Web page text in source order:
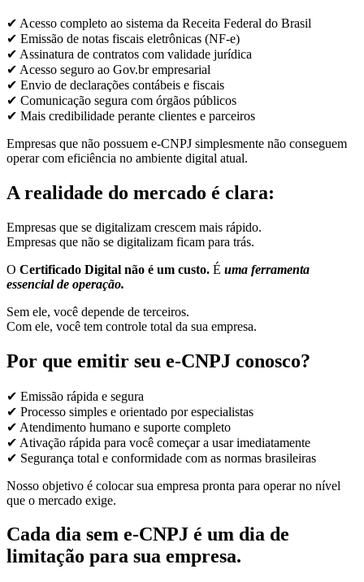
✔ Acesso completo ao sistema da Receita Federal do Brasil
✔ Emissão de notas fiscais eletrônicas (NF-e)
✔ Assinatura de contratos com validade jurídica
✔ Acesso seguro ao Gov.br empresarial
✔ Envio de declarações contábeis e fiscais
✔ Comunicação segura com órgãos públicos
✔ Mais credibilidade perante clientes e parceiros
Empresas que não possuem e-CNPJ simplesmente não conseguem
operar com eficiência no ambiente digital atual.
A realidade do mercado é clara:
Empresas que se digitalizam crescem mais rápido.
Empresas que não se digitalizam ficam para trás.
O Certificado Digital não é um custo. É uma ferramenta
essencial de operação.
Sem ele, você depende de terceiros.
Com ele, você tem controle total da sua empresa.
Por que emitir seu e-CNPJ conosco?
✔ Emissão rápida e segura
✔ Processo simples e orientado por especialistas
✔ Atendimento humano e suporte completo
✔ Ativação rápida para você começar a usar imediatamente
✔ Segurança total e conformidade com as normas brasileiras
Nosso objetivo é colocar sua empresa pronta para operar no nível
que o mercado exige.
Cada dia sem e-CNPJ é um dia de
limitação para sua empresa.